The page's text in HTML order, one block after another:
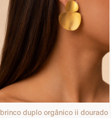
brinco duplo orgânico ii dourado